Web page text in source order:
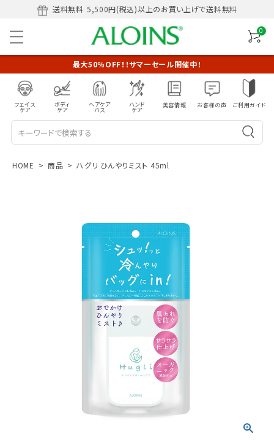
送料無料 5,500円(税込)以上のお買い上げで送料無料
0
最大50％OFF！！サマーセール開催中！
フェイス
ケア
ボディ
ケア
ヘアケア
バス
ハンド
ケア
美容情報 お客様の声 ご利用ガイド
HOME 商品 ハグリ ひんやりミスト 45ml